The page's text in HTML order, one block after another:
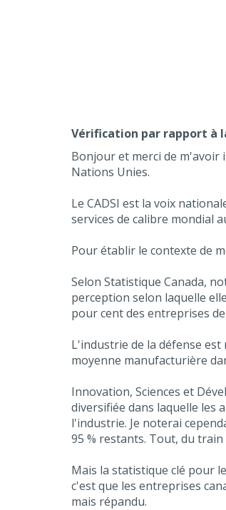
Vérification par rapport à
Bonjour et merci de m'avoir
Nations Unies.
Le CADSI est la voix
services de calibre mondial
Pour établir le contexte de
Selon Statistique Canada,
perception selon laquelle
pour cent des entreprises
L'industrie de la défense
moyenne manufacturière
Innovation, Sciences et
diversifiée dans laquelle les
l'industrie. Je noterai
95 % restants. Tout, du
Mais la statistique clé pour
c'est que les entreprises
mais répandu.